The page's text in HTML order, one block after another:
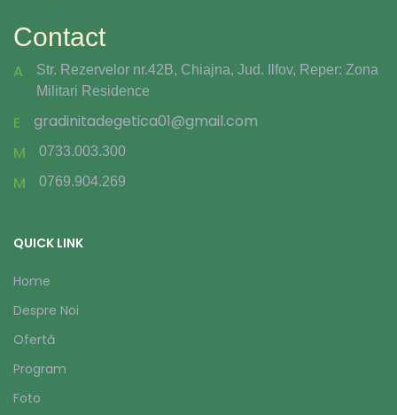
Contact
A
Str. Rezervelor nr.42B, Chiajna, Jud. Ilfov, Reper: Zona
Militari Residence
E
gradinitadegetica01@gmail.com
M
0733.003.300
M 0769.904.269
QUICK LINK
Home
Despre Noi
Ofertă
Program
Foto